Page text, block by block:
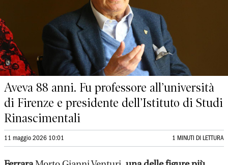
Aveva 88 anni. Fu professore all’università
di Firenze e presidente dell’Istituto di Studi
Rinascimentali
11 maggio 2026 10:01 1 MINUTI DI LETTURA